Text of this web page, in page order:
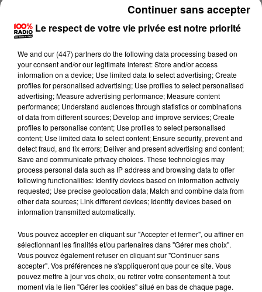
Lecture (2 min 22 sec)
100%
100% Radio les infos du Tarn et Garonne
7 mai 2024 - 2 min 22 sec
LES INFOS DU TARN ET GARONNE DU
07/05/2024 À 15H01
Le respect de votre vie privée est notre priorité
We and our (447) partnersdo the following data processing based on
your consent and/or our legitimate interest: Store and/or access
information on a device; Use limited data to select advertising; Create
profiles for personalised advertising; Use profiles to select personalised
advertising; Measure advertising performance; Measure content
performance; Understand audiences through statistics or combinations
of data from different sources; Develop and improve services; Create
profiles to personalise content; Use profiles to select personalised
content; Use limited data to select content; Ensure security, prevent and
detect fraud, and fix errors; Deliver and present advertising and content;
Save and communicate privacy choices. These technologies may
process personal data such as IP address and browsing data to offer
following functionalities: Identify devices based on information actively
requested; Use precise geolocation data; Match and combine data from
other data sources; Link different devices; Identify devices based on
information transmitted automatically.
Vous pouvez accepter en cliquant sur "Accepter et fermer", ou affiner en
sélectionnant les finalités et/ou partenaires dans "Gérer mes choix".
Vous pouvez également refuser en cliquant sur "Continuer sans
accepter". Vos préférences ne s'appliqueront que pour ce site. Vous
pouvez mettre à jour vos choix, ou retirer votre consentement à tout
moment via le lien "Gérer les cookies" situé en bas de chaque page.
Continuer sans accepter